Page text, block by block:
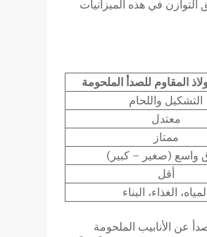
في هذه الميزانيات
المقاوم للصدأ الملحومة
التشكيل واللحام
معتدل
ممتاز
واسع (صغير – كبير)
أقل
المياه، الغذاء، البناء
عن الأنابيب الملحومة